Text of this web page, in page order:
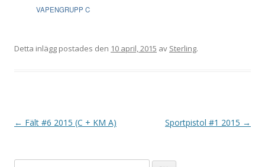
VAPENGRUPP C
Detta inlägg postades den 10 april, 2015 av Sterling.
I← Fält #6 2015 (C + KM A) Sportpistol #1 2015 →